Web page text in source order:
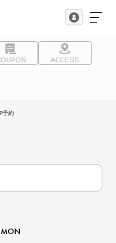
ACCESS
予約
MON